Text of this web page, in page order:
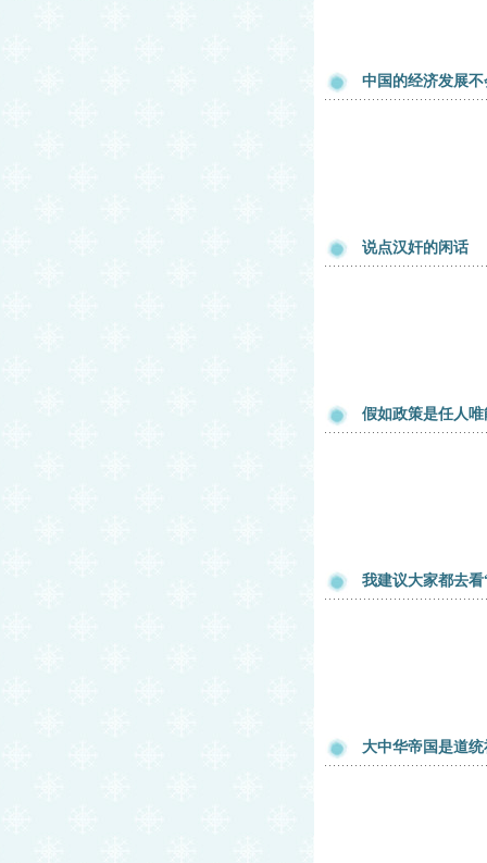
中国的经济发展
说点汉奸的闲话
假如政策是任人
我建议大家都去
大中华帝国是道